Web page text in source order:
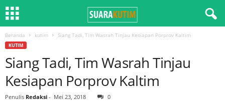
Beranda kutim Siang Tadi, Tim Wasrah Tinjau Kesiapan Porprov Kaltim
KUTIM
Siang Tadi, Tim Wasrah Tinjau
Kesiapan Porprov Kaltim
Penulis Redaksi - Mei 23, 2018 0